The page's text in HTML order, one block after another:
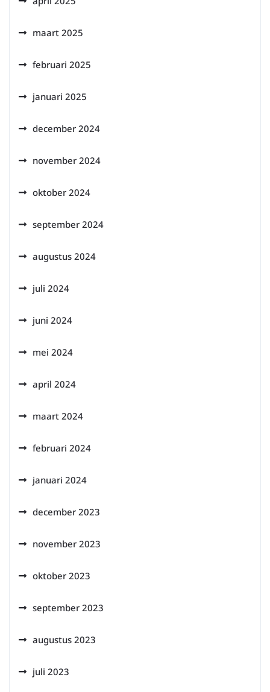
maart 2025
februari 2025
januari 2025
december 2024
november 2024
oktober 2024
september 2024
augustus 2024
juli 2024
juni 2024
mei 2024
april 2024
maart 2024
februari 2024
januari 2024
december 2023
november 2023
oktober 2023
september 2023
augustus 2023
juli 2023